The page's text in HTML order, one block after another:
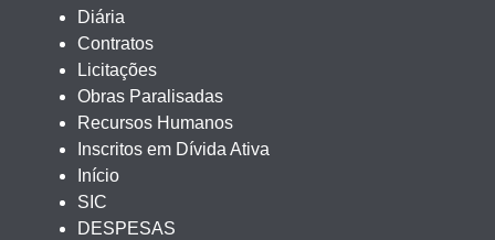
Diária
Contratos
Licitações
Obras Paralisadas
Recursos Humanos
Inscritos em Dívida Ativa
Início
SIC
DESPESAS